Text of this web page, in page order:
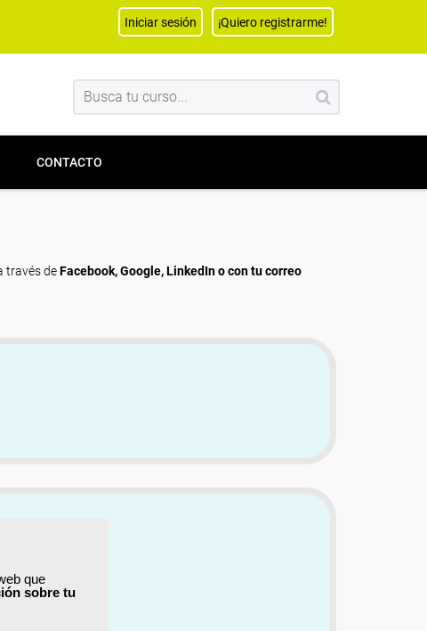
que
sobre tu
Iniciar sesión ¡Quiero registrarme!
CONTACTO
través deFacebook, Google, LinkedIn o con tu correo